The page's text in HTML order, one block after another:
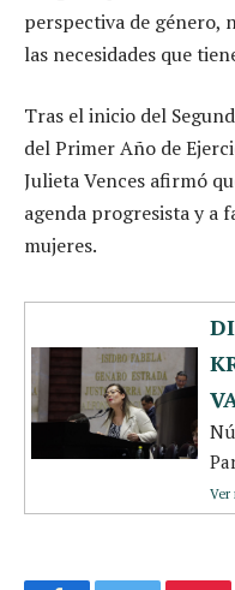
perspectiva de género,
las necesidades que
Tras el inicio del
del Primer Año de
Julieta Vences afirmó
agenda progresista y a
mujeres.
Ver